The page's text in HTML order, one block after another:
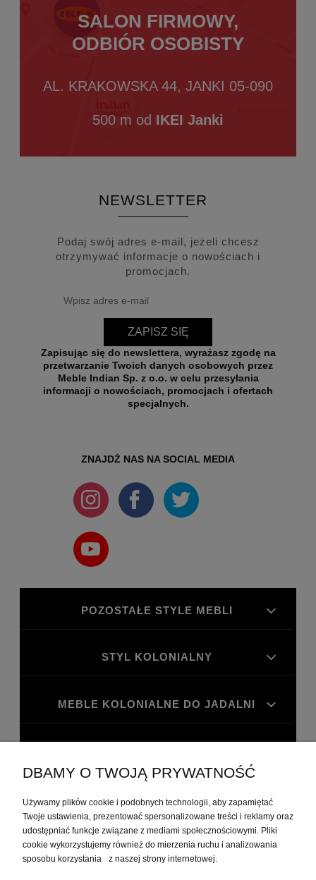
SALON FIRMOWY,
ODBIÓR OSOBISTY
AL. KRAKOWSKA 44, JANKI 05-090
500 m od IKEI Janki
NEWSLETTER
Podaj swój adres e-mail, jeżeli chcesz
otrzymywać informacje o nowościach i
promocjach.
ZAPISZ SIĘ
Zapisując się do newslettera, wyrażasz zgodę na
przetwarzanie Twoich danych osobowych przez
Meble Indian Sp. z o.o. w celu przesyłania
informacji o nowościach, promocjach i ofertach
specjalnych.
ZNAJDŻ NAS NA SOCIAL MEDIA
POZOSTAŁE STYLE MEBLI
STYL KOLONIALNY
MEBLE KOLONIALNE DO JADALNI
MOJE KONTO
PŁATNOŚCI I DOSTAWA
DBAMY O TWOJĄ PRYWATNOŚĆ
Używamy plików cookie i podobnych technologii, aby zapamiętać
Twoje ustawienia, prezentować spersonalizowane treści i reklamy oraz
udostępniać funkcje związane z mediami społecznościowymi. Pliki
cookie wykorzystujemy również do mierzenia ruchu i analizowania
sposobu korzystania z naszej strony internetowej.